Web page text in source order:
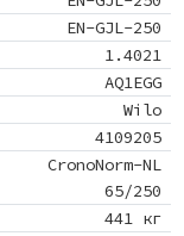
EN-GJL-250
1.4021
AQ1EGG
Wilo
4109205
CronoNorm-NL
65/250
441 кг